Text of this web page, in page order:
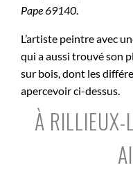
Pape 69140.
L’artiste peintre avec
qui a aussi trouvé son
sur bois, dont les
apercevoir ci-dessus.
À